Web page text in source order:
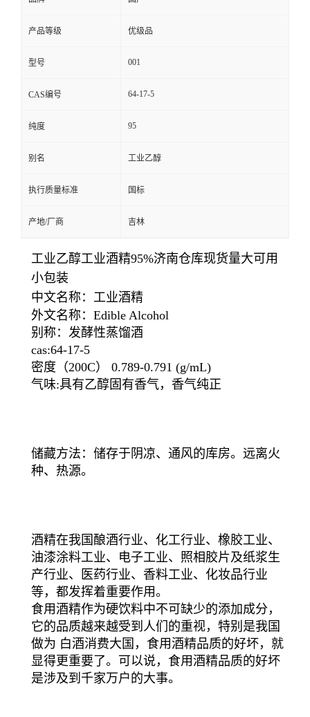
产品等级 优级品
型号 001
CAS编号 64-17-5
纯度 95
别名 工业乙醇
执行质量标准 国标
产地/厂商 吉林
工业乙醇工业酒精95%济南仓库现货量大可用
小包装
中文名称：工业酒精
外文名称：Edible Alcohol
别称：发酵性蒸馏酒
cas:64-17-5
密度（200C） 0.789-0.791 (g/mL)
气味:具有乙醇固有香气，香气纯正
储藏方法：储存于阴凉、通风的库房。远离火
种、热源。
酒精在我国酿酒行业、化工行业、橡胶工业、
油漆涂料工业、电子工业、照相胶片及纸浆生
产行业、医药行业、香料工业、化妆品行业
等，都发挥着重要作用。
食用酒精作为硬饮料中不可缺少的添加成分，
它的品质越来越受到人们的重视，特别是我国
做为 白酒消费大国，食用酒精品质的好坏，就
显得更重要了。可以说，食用酒精品质的好坏
是涉及到千家万户的大事。